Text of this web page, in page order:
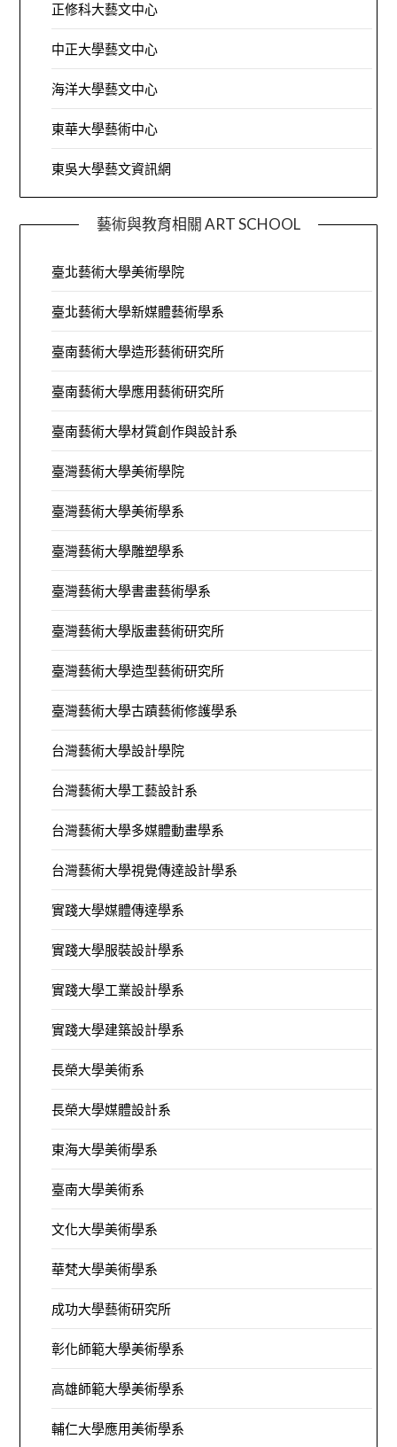
正修科大藝文中心
中正大學藝文中心
海洋大學藝文中心
東華大學藝術中心
東吳大學藝文資訊網
藝術與教育相關 ART SCHOOL
臺北藝術大學美術學院
臺北藝術大學新媒體藝術學系
臺南藝術大學造形藝術研究所
臺南藝術大學應用藝術研究所
臺南藝術大學材質創作與設計系
臺灣藝術大學美術學院
臺灣藝術大學美術學系
臺灣藝術大學雕塑學系
臺灣藝術大學書畫藝術學系
臺灣藝術大學版畫藝術研究所
臺灣藝術大學造型藝術研究所
臺灣藝術大學古蹟藝術修護學系
台灣藝術大學設計學院
台灣藝術大學工藝設計系
台灣藝術大學多媒體動畫學系
台灣藝術大學視覺傳達設計學系
實踐大學媒體傳達學系
實踐大學服裝設計學系
實踐大學工業設計學系
實踐大學建築設計學系
長榮大學美術系
長榮大學媒體設計系
東海大學美術學系
臺南大學美術系
文化大學美術學系
華梵大學美術學系
成功大學藝術研究所
彰化師範大學美術學系
高雄師範大學美術學系
輔仁大學應用美術學系